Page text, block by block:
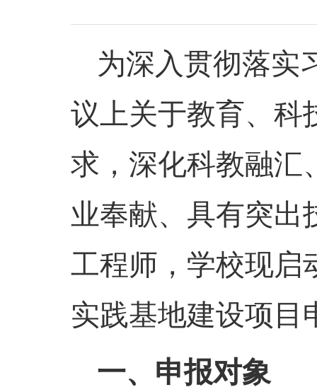
为深入贯彻落实
议上关于教育、科
求，深化科教融汇
业奉献、具有突出
工程师，学校现启
实践基地建设项目
一、申报对象